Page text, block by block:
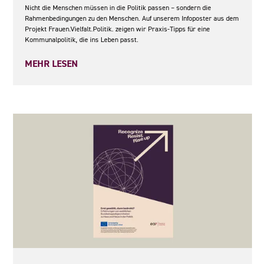
Nicht die Menschen müssen in die Politik passen – sondern die
Rahmenbedingungen zu den Menschen. Auf unserem Infoposter aus dem
Projekt Frauen.Vielfalt.Politik. zeigen wir Praxis-Tipps für eine
Kommunalpolitik, die ins Leben passt.
MEHR LESEN